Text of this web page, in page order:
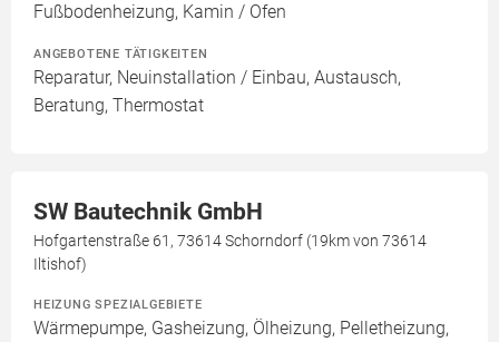
Fußbodenheizung, Kamin / Ofen
ANGEBOTENE TÄTIGKEITEN
Reparatur, Neuinstallation / Einbau, Austausch,
Beratung, Thermostat
SW Bautechnik GmbH
Hofgartenstraße 61, 73614 Schorndorf (19km von 73614
Iltishof)
HEIZUNG SPEZIALGEBIETE
Wärmepumpe, Gasheizung, Ölheizung, Pelletheizung,